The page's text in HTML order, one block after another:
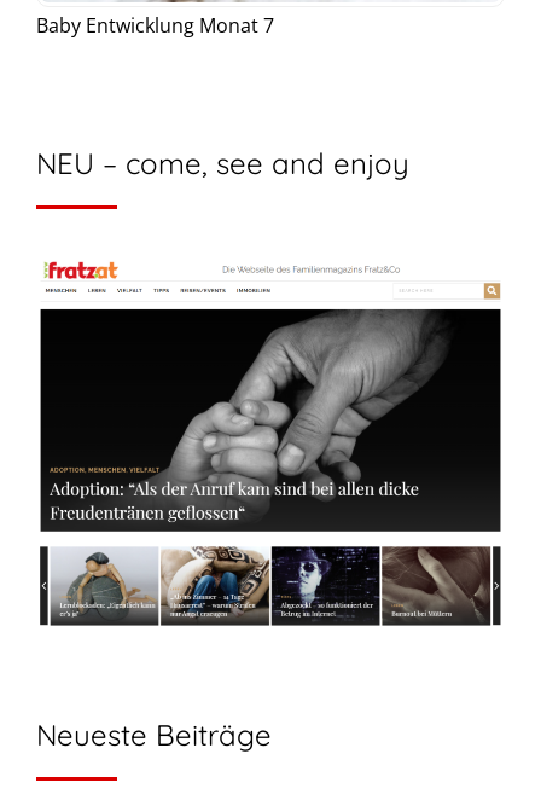
Baby Entwicklung Monat 7
NEU – come, see and enjoy
Neueste Beiträge